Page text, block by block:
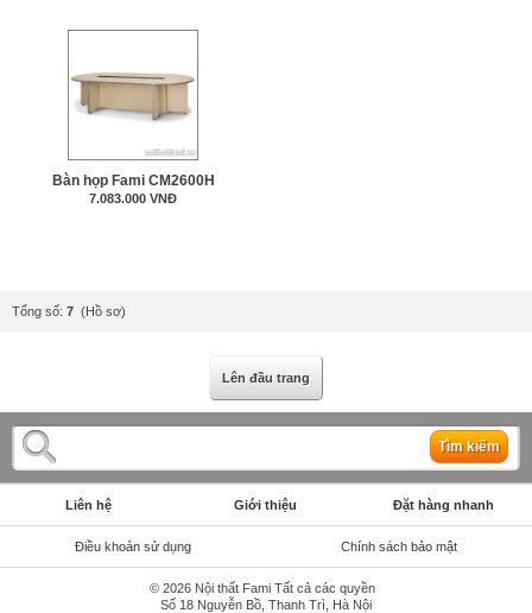
Bàn họp Fami CM2600H
7.083.000 VNĐ
Tổng số: 7 (Hồ sơ)
Lên đầu trang
Tìm kiếm
Liên hệ Giới thiệu Đặt hàng nhanh
Điều khoản sử dụng Chính sách bảo mật
© 2026 Nội thất Fami Tất cả các quyền
Số 18 Nguyễn Bồ, Thanh Trì, Hà Nội